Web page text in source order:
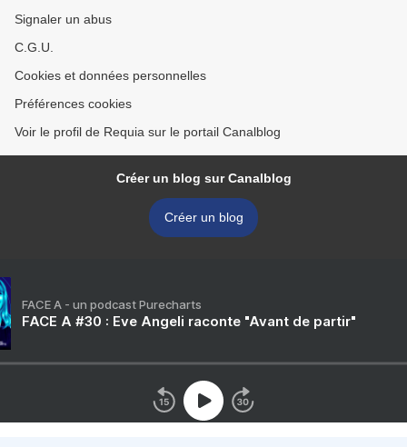
Signaler un abus
C.G.U.
Cookies et données personnelles
Préférences cookies
Voir le profil de Requia sur le portail Canalblog
Créer un blog sur Canalblog
Créer un blog
FACE A - un podcast Purecharts
FACE A #30 : Eve Angeli raconte "Avant de partir"